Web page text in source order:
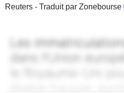
Reuters - Traduit par Zonebourse